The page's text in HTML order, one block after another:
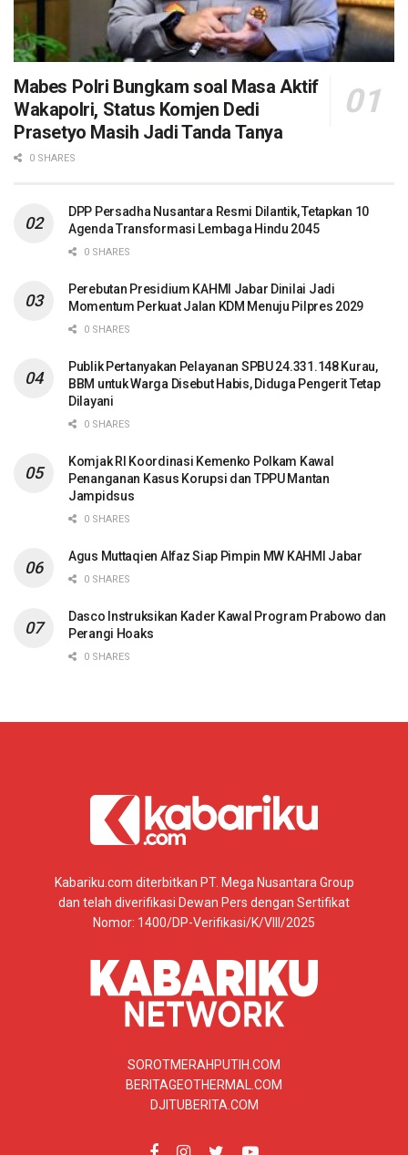
Mabes Polri Bungkam soal Masa Aktif
Wakapolri, Status Komjen Dedi
Prasetyo Masih Jadi Tanda Tanya
0 SHARES
DPP Persadha Nusantara Resmi Dilantik, Tetapkan 10
Agenda Transformasi Lembaga Hindu 2045
0 SHARES
Perebutan Presidium KAHMI Jabar Dinilai Jadi
Momentum Perkuat Jalan KDM Menuju Pilpres 2029
0 SHARES
Publik Pertanyakan Pelayanan SPBU 24.331.148 Kurau,
BBM untuk Warga Disebut Habis, Diduga Pengerit Tetap
Dilayani
0 SHARES
Komjak RI Koordinasi Kemenko Polkam Kawal
Penanganan Kasus Korupsi dan TPPU Mantan
Jampidsus
0 SHARES
Agus Muttaqien Alfaz Siap Pimpin MW KAHMI Jabar
0 SHARES
Dasco Instruksikan Kader Kawal Program Prabowo dan
Perangi Hoaks
0 SHARES
Kabariku.com diterbitkan PT. Mega Nusantara Group
dan telah diverifikasi Dewan Pers dengan Sertifikat
Nomor: 1400/DP-Verifikasi/K/VIII/2025
SOROTMERAHPUTIH.COM
BERITAGEOTHERMAL.COM
DJITUBERITA.COM